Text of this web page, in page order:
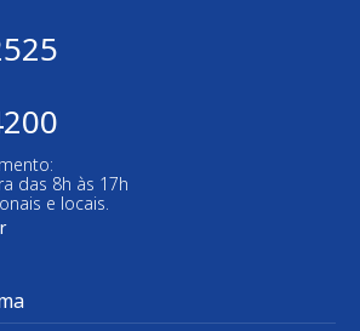
das 8h às 17h
e locais.